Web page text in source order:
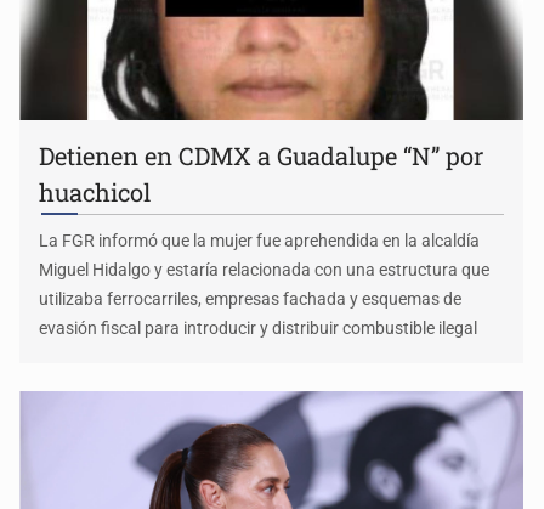
Detienen en CDMX a Guadalupe “N” por
huachicol
La FGR informó que la mujer fue aprehendida en la alcaldía
Miguel Hidalgo y estaría relacionada con una estructura que
utilizaba ferrocarriles, empresas fachada y esquemas de
evasión fiscal para introducir y distribuir combustible ilegal